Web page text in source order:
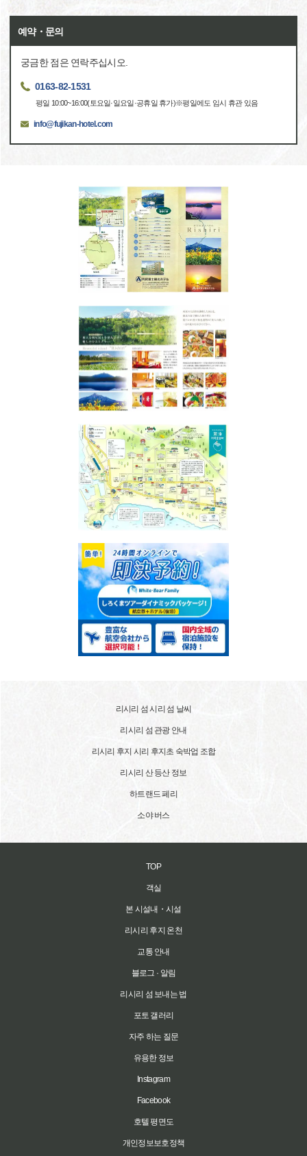
예약・문의
궁금한 점은 연락주십시오.
0163-82-1531
평일 10:00~16:00(토요일·일요일·공휴일 휴가)※평일에도 임시 휴관 있음
info@fujikan-hotel.com
리시리 섬 시리 섬 날씨
리시리 섬 관광 안내
리시리 후지 시리 후지초 숙박업 조합
리시리 산 등산 정보
하트랜드 페리
소야 버스
TOP
객실
본 시설내・시설
리시리 후지 온천
교통 안내
블로그 · 알림
리시리 섬 보내는 법
포토 갤러리
자주 하는 질문
유용한 정보
Instagram
Facebook
호텔 평면도
개인정보보호정책